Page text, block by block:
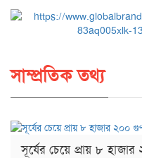
সাম্প্রতিক তথ্য
সূর্যের চেয়ে প্রায় ৮